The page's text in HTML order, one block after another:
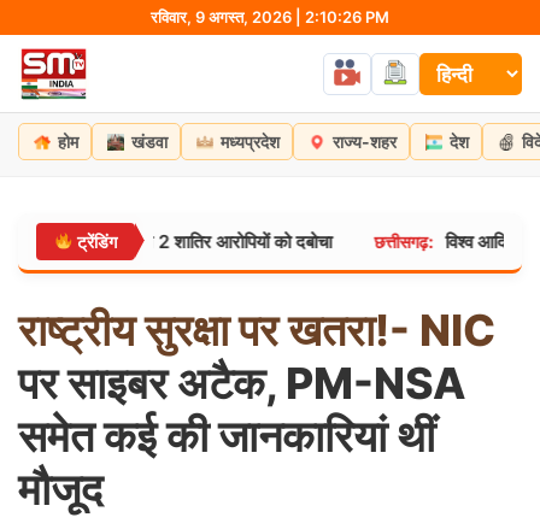
content
रविवार, 9 अगस्त, 2026 | 2:10:27 PM
होम खंडवा मध्यप्रदेश राज्य-शहर देश
ट्रेंडिंग
पुलिस ने 2 शातिर आरोपियों को दबोचा छत्तीसगढ़: विश्व आदिवासी दिवस पर
राष्ट्रीयसुरक्षापरखतरा!- NIC
पर साइबर अटैक, PM-NSA
समेत कई की जानकारियां थीं
मौजूद